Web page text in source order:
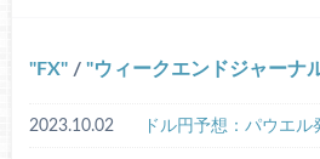
FX / ウィークエンドジャーナ
2023.10.02 ドル円予想：パウエ